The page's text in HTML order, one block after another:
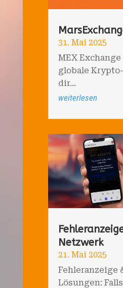
31. Mai 2025
MEX
globale
dir...
weiterlesen
Netzwerk
21. Mai 2025
Fehleranzeige
Lösungen: